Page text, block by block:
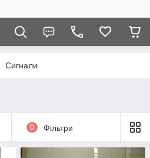
Сигнали
0 Фільтри